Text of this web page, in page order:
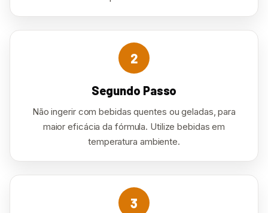
2
Segundo Passo
Não ingerir com bebidas quentes ou geladas, para
maior eficácia da fórmula. Utilize bebidas em
temperatura ambiente.
3